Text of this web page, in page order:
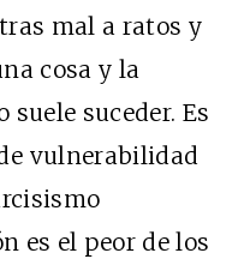
mal a ratos y
cosa y la
suceder. Es
vulnerabilidad
es el peor de los